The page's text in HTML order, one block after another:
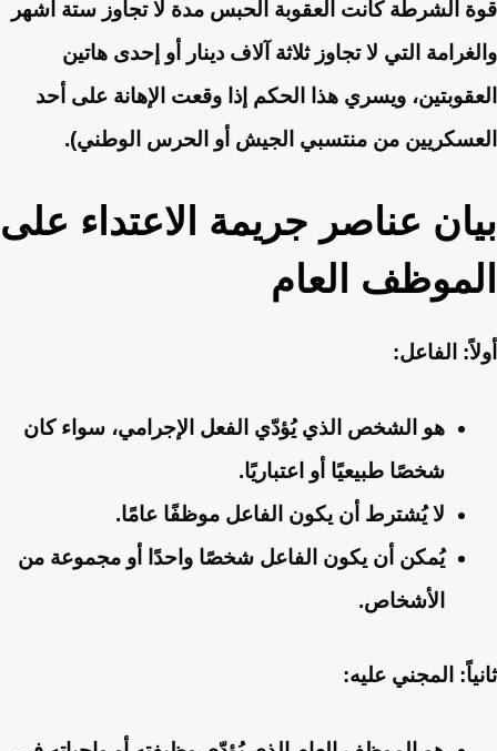
قوة الشرطة كانت العقوبة الحبس مدة لا تجاوز ستة أشهر
والغرامة التي لا تجاوز ثلاثة آلاف دينار أو إحدى هاتين
العقوبتين، ويسري هذا الحكم إذا وقعت الإهانة على أحد
العسكريين من منتسبي الجيش أو الحرس الوطني).
بيان عناصر جريمة الاعتداء على
الموظف العام
أولاً: الفاعل:
هو الشخص الذي يُؤدّي الفعل الإجرامي، سواء كان
شخصًا طبيعيًا أو اعتباريًا.
لا يُشترط أن يكون الفاعل موظفًا عامًا.
يُمكن أن يكون الفاعل شخصًا واحدًا أو مجموعة من
الأشخاص.
ثانياً: المجني عليه: